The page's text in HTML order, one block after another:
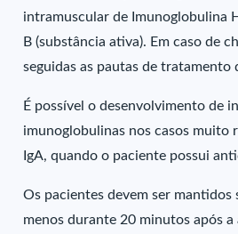
intramuscular de Imunoglobulina
B (substância ativa). Em caso de
seguidas as pautas de tratamento
É possível o desenvolvimento de
imunoglobulinas nos casos muito
IgA, quando o paciente possui
Os pacientes devem ser mantidos
menos durante 20 minutos após